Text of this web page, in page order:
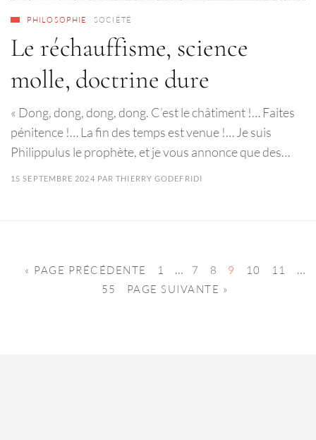
PHILOSOPHIE SOCIÉTÉ
Le réchauffisme, science
molle, doctrine dure
« Dong, dong, dong, dong. C’est le châtiment !… Faites
pénitence !… La fin des temps est venue !… Je suis
Philippulus le prophète, et je vous annonce que des…
15 SEPTEMBRE 2024 PARTHIERRY GODEFRIDI
« PAGE PRÉCÉDENTE 1 … 7 8 9 10 11 …
55 PAGE SUIVANTE »